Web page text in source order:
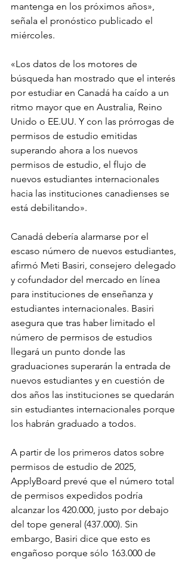
mantenga en los próximos años»,
señala el pronóstico publicado el
miércoles.
«Los datos de los motores de
búsqueda han mostrado que el interés
por estudiar en Canadá ha caído a un
ritmo mayor que en Australia, Reino
Unido o EE.UU. Y con las prórrogas de
permisos de estudio emitidas
superando ahora a los nuevos
permisos de estudio, el flujo de
nuevos estudiantes internacionales
hacia las instituciones canadienses se
está debilitando».
Canadá debería alarmarse por el
escaso número de nuevos estudiantes,
afirmó Meti Basiri, consejero delegado
y cofundador del mercado en línea
para instituciones de enseñanza y
estudiantes internacionales. Basiri
asegura que tras haber limitado el
número de permisos de estudios
llegará un punto donde las
graduaciones superarán la entrada de
nuevos estudiantes y en cuestión de
dos años las instituciones se quedarán
sin estudiantes internacionales porque
los habrán graduado a todos.
A partir de los primeros datos sobre
permisos de estudio de 2025,
ApplyBoard prevé que el número total
de permisos expedidos podría
alcanzar los 420.000, justo por debajo
del tope general (437.000). Sin
embargo, Basiri dice que esto es
engañoso porque sólo 163.000 de